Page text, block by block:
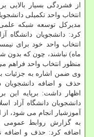
از فشردگی بسیار بالایی
انتخاب واحد تکمیلی
مدیرکل توسعه شبکه علمی
کرد: دانشجویان دانشگاه
ماه) نباشند، چون که بدون
منظور انتخاب واحد فراهم
وی ضمن اشاره به جزئیات
حذف و اضافه دانشجویان
اظهار داشت: برپایه این
دانشجویان دانشگاه آزاد
آموزشیار انجام می شود، از اول اسفند
به گزارش روابط عمومی